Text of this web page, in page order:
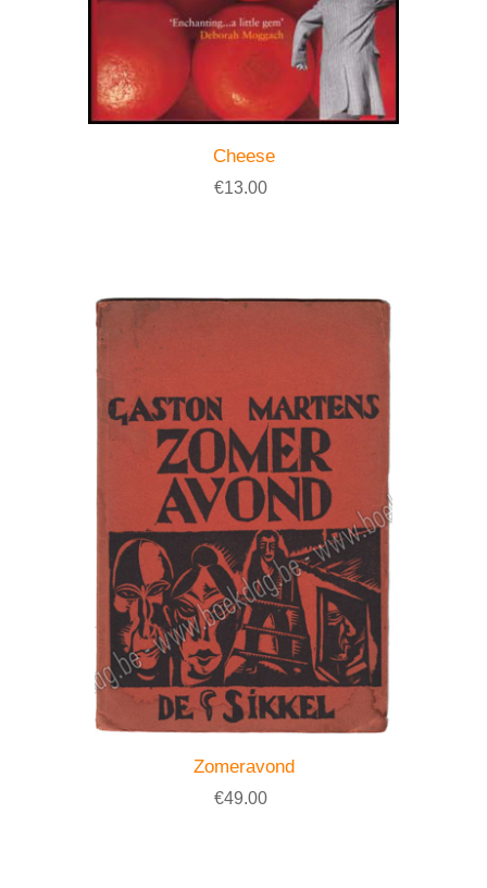
Cheese
€13.00
Zomeravond
€49.00